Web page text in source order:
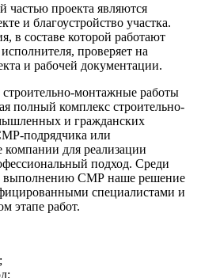
частью проекта являются
и благоустройство участка.
в составе которой работают
проверяет на
и рабочей документации.
монтажные работы
полный комплекс строительно-
и гражданских
подрядчика или
компании для реализации
подход. Среди
выполнению СМР наше решение
специалистами и
этапе работ.